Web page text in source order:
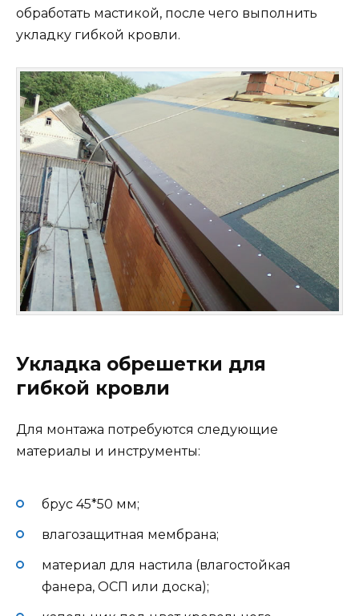
обработать мастикой, после чего выполнить
укладку гибкой кровли.
Укладка обрешетки для
гибкой кровли
Для монтажа потребуются следующие
материалы и инструменты:
брус 45*50 мм;
влагозащитная мембрана;
материал для настила (влагостойкая
фанера, ОСП или доска);